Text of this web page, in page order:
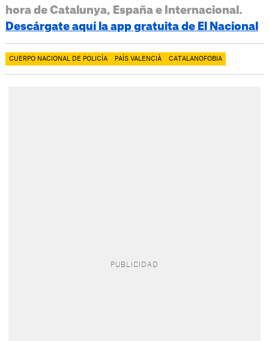
hora de Catalunya, España e Internacional.
Descárgate aquí la app gratuita de El Nacional
CUERPO NACIONAL DE POLICÍA PAÍS VALENCIÀ CATALANOFOBIA